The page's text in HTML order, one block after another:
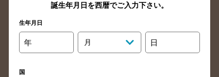
香川県のバー検索
愛媛県のバー検索
高知県のバー検索
長崎県のバー検索
佐賀県のバー検索
大分県のバー検索
熊本県のバー検索
誕生年月日を西暦でご入力下さい。
生年月日
年 月 日
国